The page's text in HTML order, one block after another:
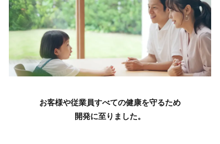
お客様や従業員すべての健康を守るため
開発に至りました。